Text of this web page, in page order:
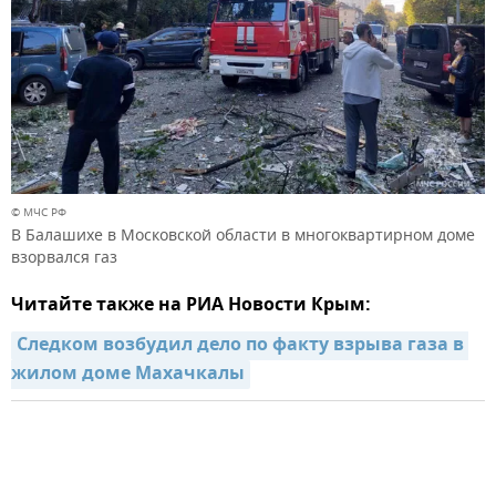
© МЧС РФ
В Балашихе в Московской области в многоквартирном доме
взорвался газ
Читайте также на РИА Новости Крым:
Следком возбудил дело по факту взрыва газа в
жилом доме Махачкалы